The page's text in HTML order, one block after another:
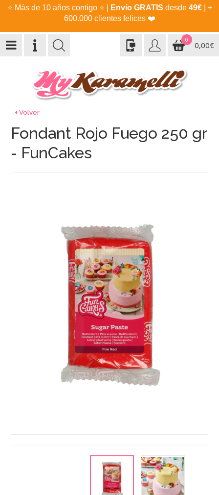
⭐ Más de 10 años contigo ⭐ Envío GRATIS desde 49€| +
600.000 clientes felices ❤️
0
0,00€
Volver
Fondant Rojo Fuego 250 gr
- FunCakes